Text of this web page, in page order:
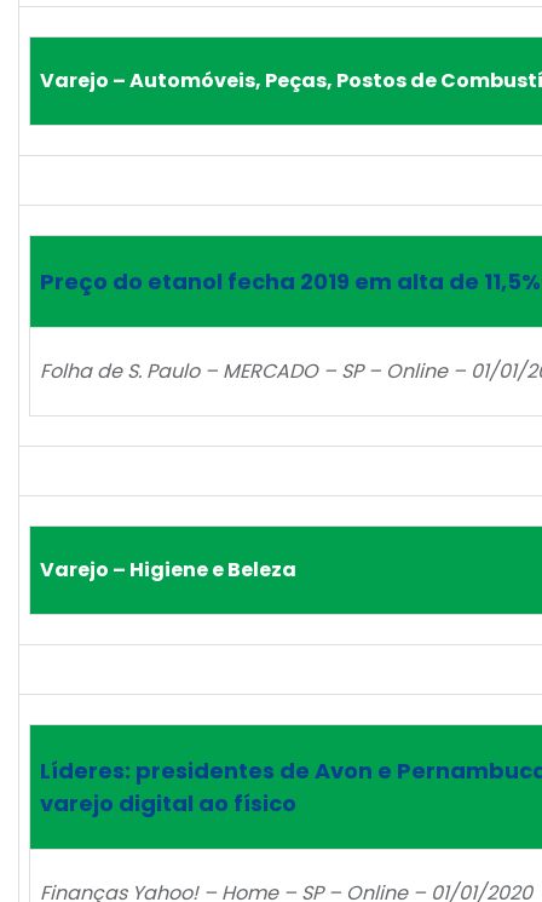
Varejo – Automóveis, Peças, Postos de
Preço do etanol fecha 2019 em alta de
Folha de S. Paulo – MERCADO – SP – Online – 01/01/
Varejo – Higiene e Beleza
Líderes: presidentes de Avon e
varejo digital ao físico
Finanças Yahoo! – Home – SP – Online – 01/01/2020